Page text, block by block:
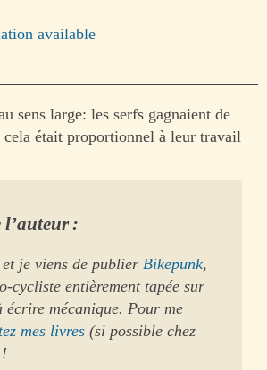
available
sens large: les serfs gagnaient de
cela était proportionnel à leur travail
l’auteur :
et je viens de publierBikepunk,
cycliste entièrement tapée sur
écrire mécanique. Pour me
mes livres (si possible chez